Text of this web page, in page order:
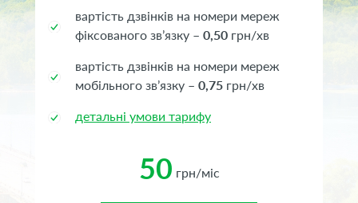
вартість дзвінків на номери мереж
фіксованого зв’язку – 0,50 грн/хв
вартість дзвінків на номери мереж
мобільного зв’язку – 0,75 грн/хв
детальні умови тарифу
50 грн/міс